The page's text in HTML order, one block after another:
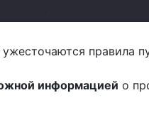
правила
информацией о